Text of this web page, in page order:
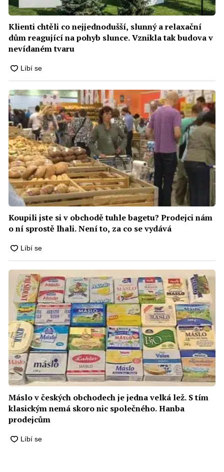
Klienti chtěli co nejjednodušší, slunný a relaxační
dům reagující na pohyb slunce. Vznikla tak budova v
nevídaném tvaru
Koupili jste si v obchodě tuhle bagetu? Prodejci nám
o ní sprostě lhali. Není to, za co se vydává
Máslo v českých obchodech je jedna velká lež. S tím
klasickým nemá skoro nic společného. Hanba
prodejcům